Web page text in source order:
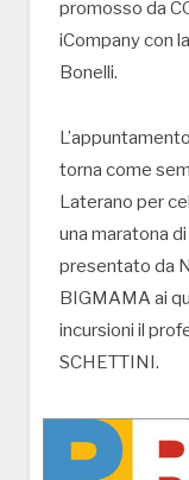
promosso da
iCompany con
Bonelli.
torna come
Laterano per
una maratona
presentato da
BIGMAMA ai
incursioni il
SCHETTINI.